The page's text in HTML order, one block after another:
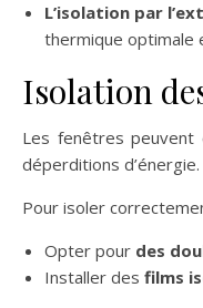
L’isolation par
thermique optimale
Isolation
Les fenêtres
déperditions d’énergie.
Pour isoler
Opter pour des
Installer des films